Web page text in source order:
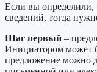
Если вы определили,
сведений, тогда
Шаг первый –
Инициатором может
предложение можно